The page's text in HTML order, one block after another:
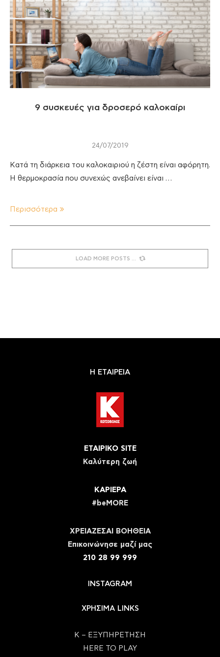
9 συσκευές για δροσερό καλοκαίρι
24/07/2019
Κατά τη διάρκεια του καλοκαιριού η ζέστη είναι αφόρητη.
Η θερμοκρασία που συνεχώς ανεβαίνει είναι …
Περισσότερα
LOAD MORE POSTS
Η ΕΤΑΙΡΕΙΑ
ΕΤΑΙΡΙΚΟ SITE
Καλύτερη ζωή
ΚΑΡΙΕΡΑ
#beMORE
ΧΡΕΙΑΖΕΣΑΙ ΒΟΗΘΕΙΑ
Eπικοινώνησε μαζί μας
210 28 99 999
INSTAGRAM
ΧΡΗΣΙΜΑ LINKS
Κ – ΕΞΥΠΗΡΕΤΗΣΗ
HERE TO PLAY